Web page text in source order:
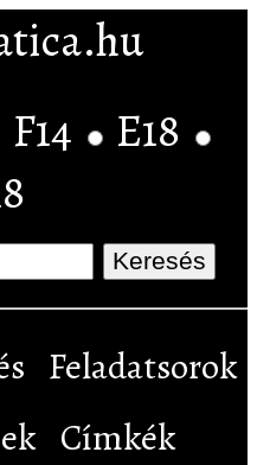
F14
E18
Feladatsorok
Címkék